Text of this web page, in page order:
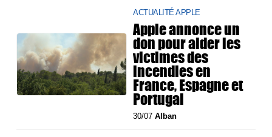
ACTUALITÉ APPLE
Apple annonce un
don pour aider les
victimes des
incendies en
France, Espagne et
Portugal
30/07Alban